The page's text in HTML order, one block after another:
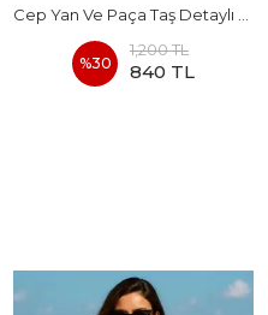
%30
1,200 TL
840 TL